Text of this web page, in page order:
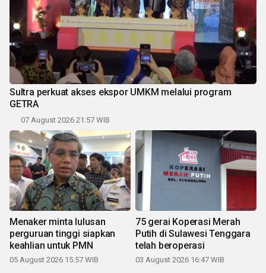
Sultra perkuat akses ekspor UMKM melalui program
GETRA
07 August 2026 21:57 WIB
Menaker minta lulusan
perguruan tinggi siapkan
keahlian untuk PMN
05 August 2026 15:57 WIB
75 gerai Koperasi Merah
Putih di Sulawesi Tenggara
telah beroperasi
03 August 2026 16:47 WIB